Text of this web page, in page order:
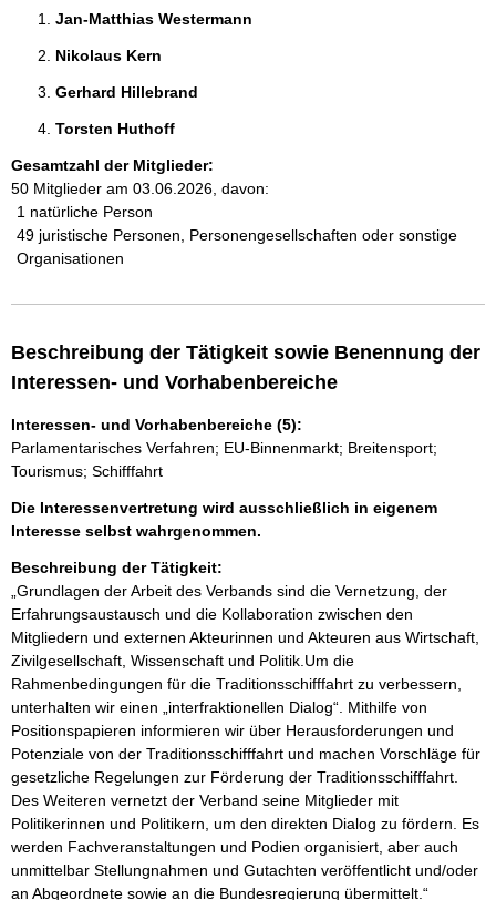
Jan-Matthias Westermann
Nikolaus Kern
Gerhard Hillebrand
Torsten Huthoff
Gesamtzahl der Mitglieder:
50 Mitglieder am 03.06.2026, davon:
1 natürliche Person
49 juristische Personen, Personengesellschaften oder sonstige
Organisationen
Beschreibung der Tätigkeit sowie Benennung der
Interessen- und Vorhabenbereiche
Interessen- und Vorhabenbereiche (5):
Parlamentarisches Verfahren; EU-Binnenmarkt; Breitensport;
Tourismus; Schifffahrt
Die Interessenvertretung wird ausschließlich in eigenem
Interesse selbst wahrgenommen.
Beschreibung der Tätigkeit:
„Grundlagen der Arbeit des Verbands sind die Vernetzung, der
Erfahrungsaustausch und die Kollaboration zwischen den
Mitgliedern und externen Akteurinnen und Akteuren aus Wirtschaft,
Zivilgesellschaft, Wissenschaft und Politik.Um die
Rahmenbedingungen für die Traditionsschifffahrt zu verbessern,
unterhalten wir einen „interfraktionellen Dialog“. Mithilfe von
Positionspapieren informieren wir über Herausforderungen und
Potenziale von der Traditionsschifffahrt und machen Vorschläge für
gesetzliche Regelungen zur Förderung der Traditionsschifffahrt.
Des Weiteren vernetzt der Verband seine Mitglieder mit
Politikerinnen und Politikern, um den direkten Dialog zu fördern. Es
werden Fachveranstaltungen und Podien organisiert, aber auch
unmittelbar Stellungnahmen und Gutachten veröffentlicht und/oder
an Abgeordnete sowie an die Bundesregierung übermittelt.“